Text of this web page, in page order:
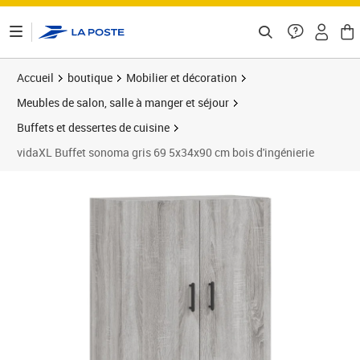
Accueil boutique
Mobilier et décoration
Meubles de salon, salle à manger et séjour
Buffets et dessertes de cuisine
vidaXL Buffet sonoma gris 69 5x34x90 cm bois d'ingénierie